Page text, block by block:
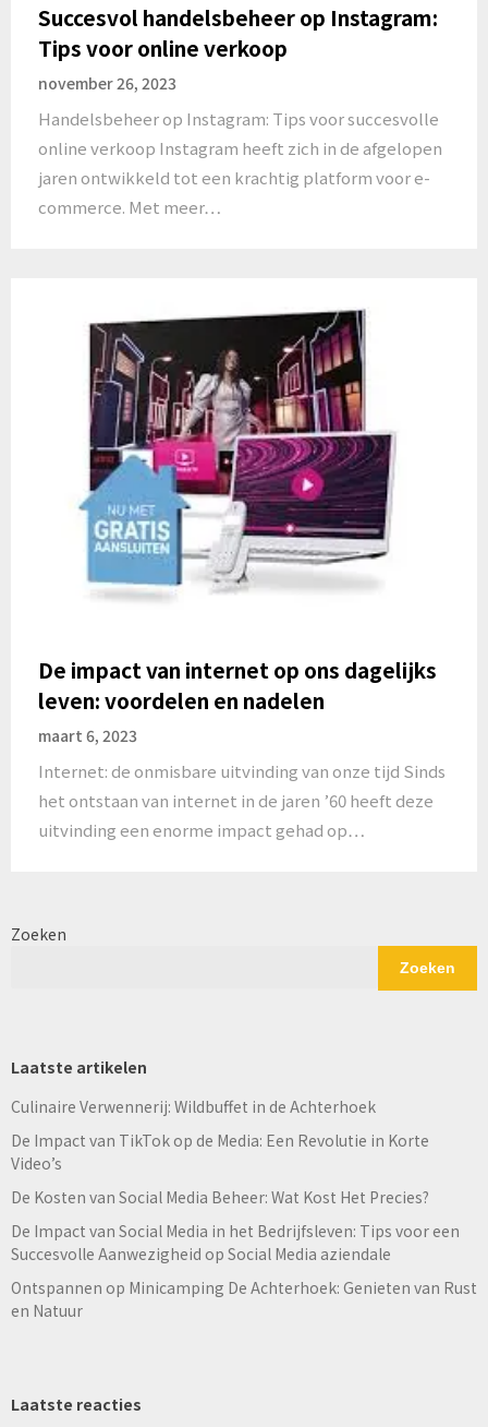
Succesvol handelsbeheer op Instagram:
Tips voor online verkoop
november 26, 2023
Handelsbeheer op Instagram: Tips voor succesvolle
online verkoop Instagram heeft zich in de afgelopen
jaren ontwikkeld tot een krachtig platform voor e-
commerce. Met meer…
De impact van internet op ons dagelijks
leven: voordelen en nadelen
maart 6, 2023
Internet: de onmisbare uitvinding van onze tijd Sinds
het ontstaan van internet in de jaren ’60 heeft deze
uitvinding een enorme impact gehad op…
Zoeken
Zoeken
Laatste artikelen
Culinaire Verwennerij: Wildbuffet in de Achterhoek
De Impact van TikTok op de Media: Een Revolutie in Korte
Video’s
De Kosten van Social Media Beheer: Wat Kost Het Precies?
De Impact van Social Media in het Bedrijfsleven: Tips voor een
Succesvolle Aanwezigheid op Social Media aziendale
Ontspannen op Minicamping De Achterhoek: Genieten van Rust
en Natuur
Laatste reacties